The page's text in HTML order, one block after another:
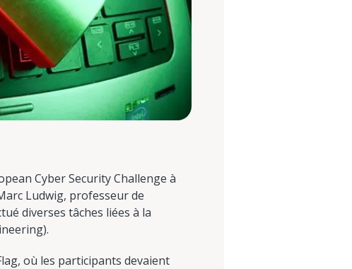
Cyber Security Challenge à
Ludwig, professeur de
diverses tâches liées à la
où les participants devaient